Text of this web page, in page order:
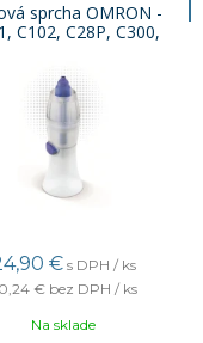
sprcha OMRON -
C102, C28P, C300,
€ s DPH / ks
€ bez DPH / ks
Na sklade